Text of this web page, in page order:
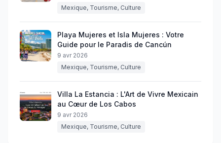
Mexique, Tourisme, Culture
Playa Mujeres et Isla Mujeres : Votre
Guide pour le Paradis de Cancún
9 avr 2026
Mexique, Tourisme, Culture
Villa La Estancia : L'Art de Vivre Mexicain
au Cœur de Los Cabos
9 avr 2026
Mexique, Tourisme, Culture